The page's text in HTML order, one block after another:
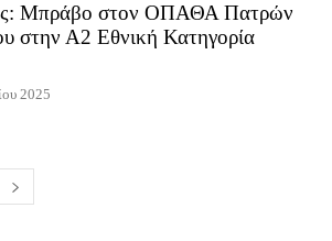
Μπράβο στον ΟΠΑΘΑ Πατρών
στην Α2 Εθνική Κατηγορία
2025